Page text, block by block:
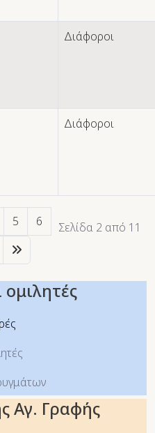
Διάφοροι
Διάφοροι
Σελίδα 2 από 11
5
6
ομιλητές
Αγ. Γραφής